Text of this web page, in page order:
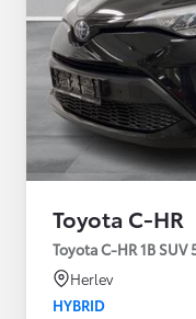
Toyota C-HR
Toyota C-HR 1B
Herlev
HYBRID